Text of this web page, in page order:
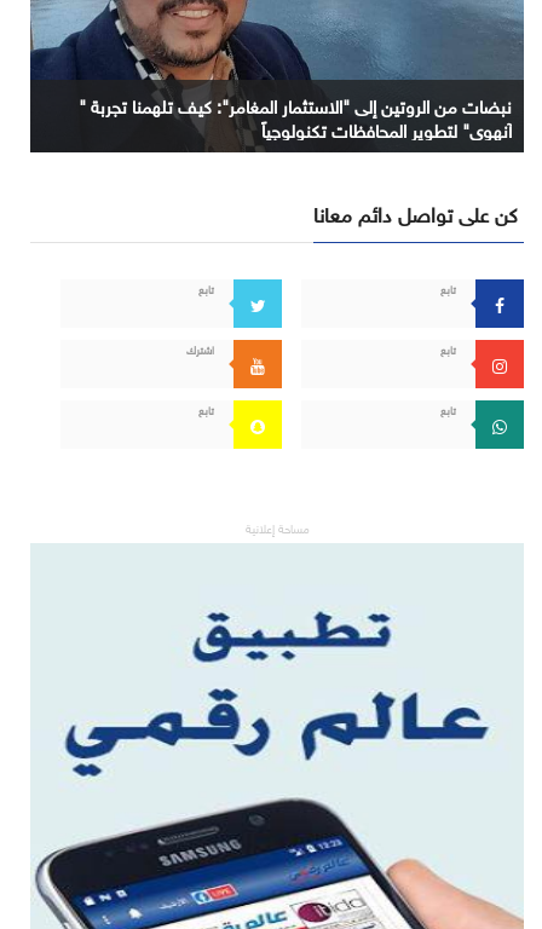
نبضات من الروتين إلى "الاستثمار المغامر": كيف تلهمنا تجربة "
آنهوي" لتطوير المحافظات تكنولوجياً
كن على تواصل دائم معانا
تابع تابع
تابع اشترك
تابع تابع
مساحة إعلانية